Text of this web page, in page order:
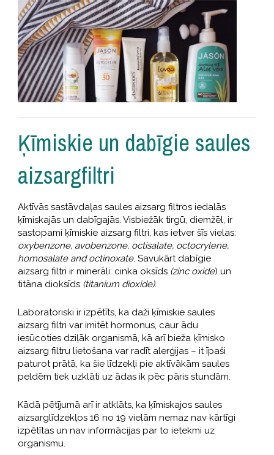
Ķīmiskie un dabīgie saules
aizsargfiltri
Aktīvās sastāvdaļas saules aizsarg filtros iedalās
ķīmiskajās un dabīgajās. Visbiežāk tirgū, diemžēl, ir
sastopami ķīmiskie aizsarg filtri, kas ietver šīs vielas:
oxybenzone, avobenzone, octisalate, octocrylene,
homosalate and octinoxate. Savukārt dabīgie
aizsarg filtri ir minerāli: cinka oksīds (zinc oxide) un
titāna dioksīds (titanium dioxide).
Laboratoriski ir izpētīts, ka daži ķīmiskie saules
aizsarg filtri var imitēt hormonus, caur ādu
iesūcoties dziļāk organismā, kā arī bieža ķīmisko
aizsarg filtru lietošana var radīt alerģijas – it īpaši
paturot prātā, ka šie līdzekļi pie aktīvākām saules
peldēm tiek uzklāti uz ādas ik pēc pāris stundām.
Kādā pētījumā arī ir atklāts, ka ķīmiskajos saules
aizsarglīdzekļos 16 no 19 vielām nemaz nav kārtīgi
izpētītas un nav informācijas par to ietekmi uz
organismu.